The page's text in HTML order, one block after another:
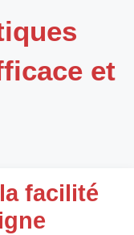
et
facilité